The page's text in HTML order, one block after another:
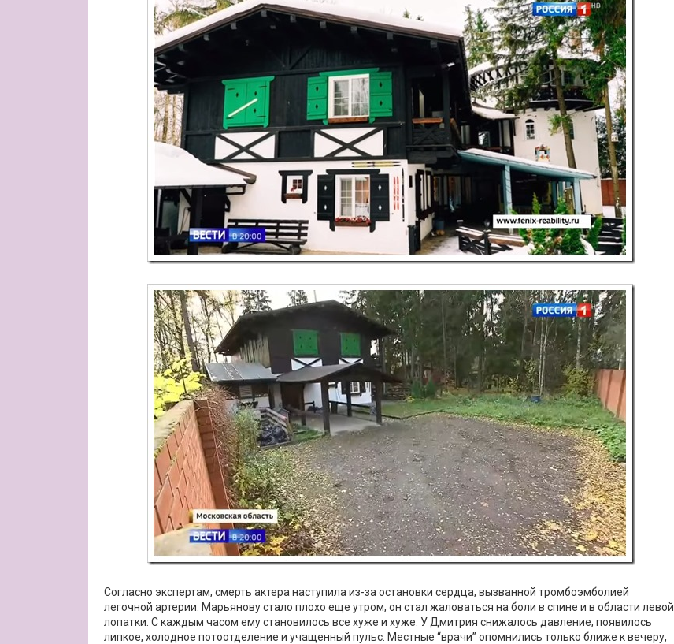
Согласно экспертам, смерть актера наступила из-за остановки сердца, вызванной тромбоэмболией
легочной артерии. Марьянову стало плохо еще утром, он стал жаловаться на боли в спине и в области левой
лопатки. С каждым часом ему становилось все хуже и хуже. У Дмитрия снижалось давление, появилось
липкое, холодное потоотделение и учащенный пульс. Местные “врачи” опомнились только ближе к вечеру,